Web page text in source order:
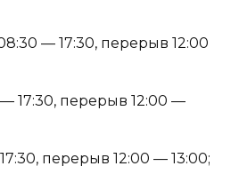
— 17:30, перерыв 12:00
17:30, перерыв 12:00 —
перерыв 12:00 — 13:00;